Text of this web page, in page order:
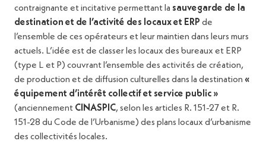
contraignante et incitative permettant la sauvegarde de la
destination et de l’activité des locaux et ERP de
l’ensemble de ces opérateurs et leur maintien dans leurs murs
actuels. L’idée est de classer les locaux des bureaux et ERP
(type L et P) couvrant l’ensemble des activités de création,
de production et de diffusion culturelles dans la destination «
équipement d’intérêt collectif et service public »
(anciennement CINASPIC, selon les articles R. 151-27 et R.
151-28 du Code de l’Urbanisme) des plans locaux d’urbanisme
des collectivités locales.